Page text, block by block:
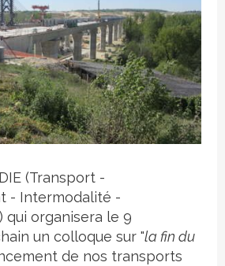
(Transport -
- Intermodalité -
qui organisera le 9
un colloque sur "la fin du
de nos transports